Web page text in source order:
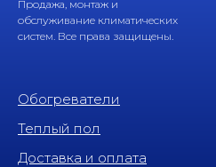
Продажа, монтаж и
обслуживание климатических
систем. Все права защищены.
Обогреватели
Теплый пол
Доставка и оплата